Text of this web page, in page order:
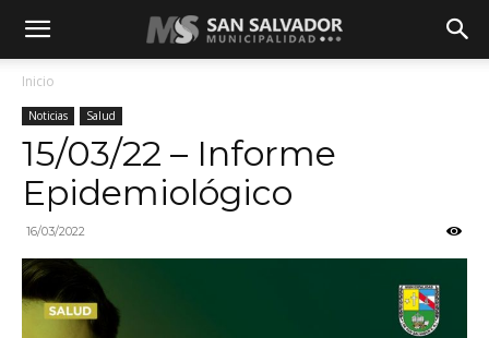
Inicio
Noticias Salud
15/03/22 – Informe
Epidemiológico
16/03/2022